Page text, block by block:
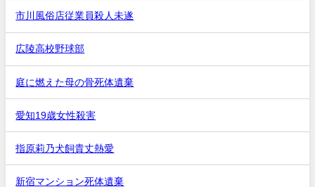
市川風俗店従業員殺人未遂
広陵高校野球部
庭に燃えた母の骨死体遺棄
愛知19歳女性殺害
指原莉乃犬飼貴丈熱愛
新宿マンション死体遺棄